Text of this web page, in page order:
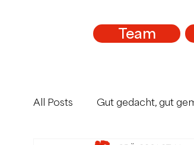
Team
All Posts Gut gedacht, gut